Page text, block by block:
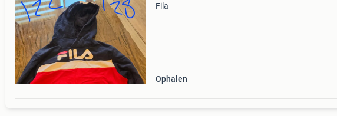
Fila
Ophalen